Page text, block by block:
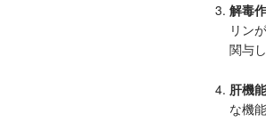
解毒
リン
関与
肝機
な機